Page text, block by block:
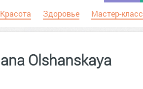
Красота Здоровье Мастер-класс
Olshanskaya